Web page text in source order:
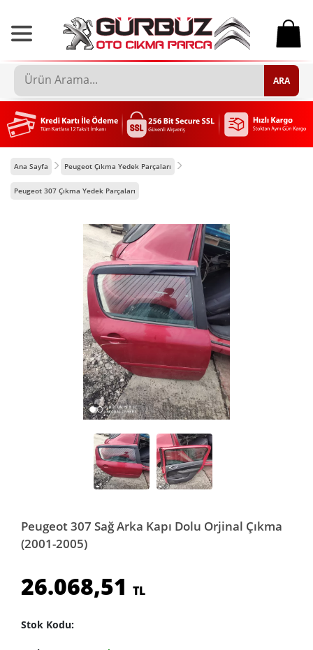
0
ARA
Ana Sayfa Peugeot Çıkma Yedek Parçaları
Peugeot 307 Çıkma Yedek Parçaları
Peugeot 307 Sağ Arka Kapı Dolu Orjinal Çıkma
(2001-2005)
26.068,51 TL
Stok Kodu: